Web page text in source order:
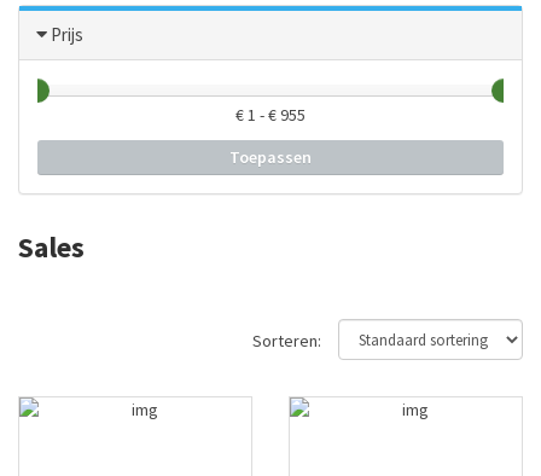
Simms
Spirit River
TOF
Traper
Trico
Prijs
€1 - €955
Toepassen
Sales
Sorteren: